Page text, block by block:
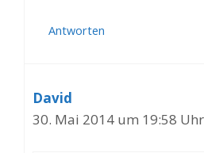
Antworten
David
30. Mai 2014 um 19:58 Uhr